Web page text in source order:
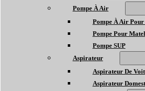
Pompe À Air
Pompe À Air
Pompe Pour
Pompe SUP
Aspirateur
Aspirateur De
Aspirateur